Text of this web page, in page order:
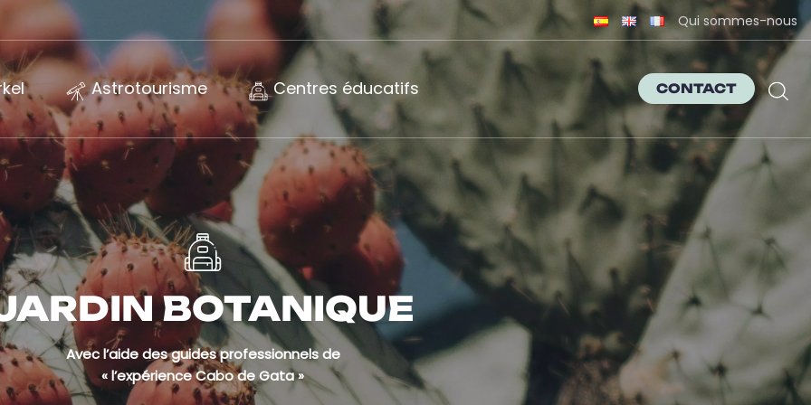
Qui sommes-nous
Astrotourisme Centres éducatifs CONTACT
BOTANIQUE
Avec l’aide des guides professionnels de
« l’expérience Cabo de Gata »